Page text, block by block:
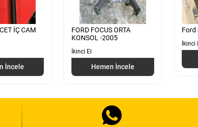
İÇ CAM
İncele
FORD FOCUS ORTA
KONSOL -2005
İkinci El
Hemen İncele
Ford
İkinci